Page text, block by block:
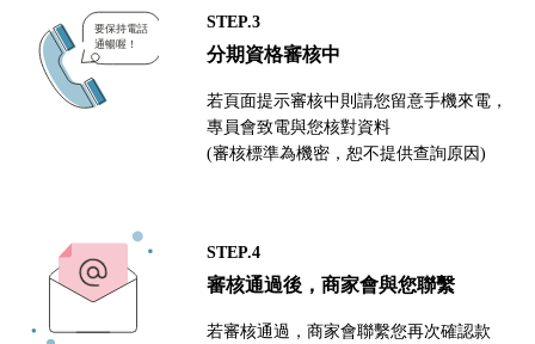
STEP.3
分期資格審核中
若頁面提示審核中則請您留意手機來電，
專員會致電與您核對資料
(審核標準為機密，恕不提供查詢原因)
STEP.4
審核通過後，商家會與您聯繫
若審核通過，商家會聯繫您再次確認款